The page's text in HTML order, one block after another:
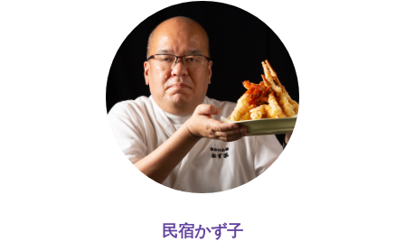
民宿かず子